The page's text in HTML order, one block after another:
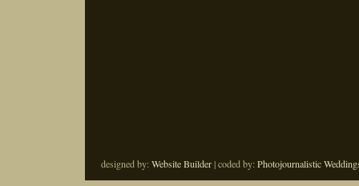
designed by:Website Builder| coded by:Photojournalistic